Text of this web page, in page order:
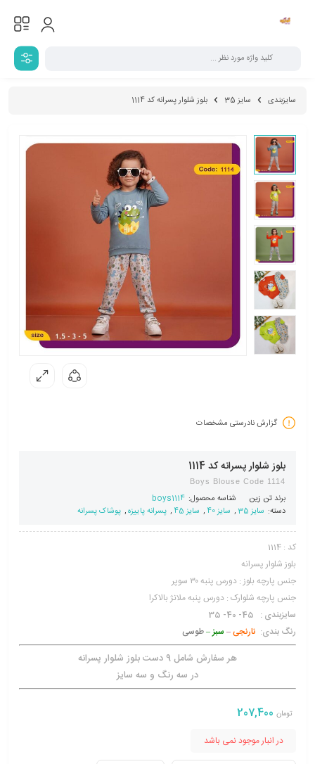
سایزبندی سایز 35 بلوز شلوار پسرانه کد 1114
گزارش نادرستی مشخصات
بلوز شلوار پسرانه کد 1114
Boys Blouse Code 1114
برند تن زین شناسه محصول: boys1114
دسته: سایز 35 , سایز 40 , سایز 45 , پسرانه پاییزه, پوشاک پسرانه
کد : 1114
بلوز شلوار پسرانه
جنس پارچه بلوز : دورس پنبه ۳۰ سوپر
جنس پارچه شلوارک : دورس پنبه ملانژ بالاکرا
سایزبندی : 45- 40- 35
رنگ بندی: نارنجی– سبز –طوسی
هر سفارش شامل 9 دست بلوز شلوار پسرانه
در سه رنگ و سه سایز
تومان
در انبار موجود نمی باشد